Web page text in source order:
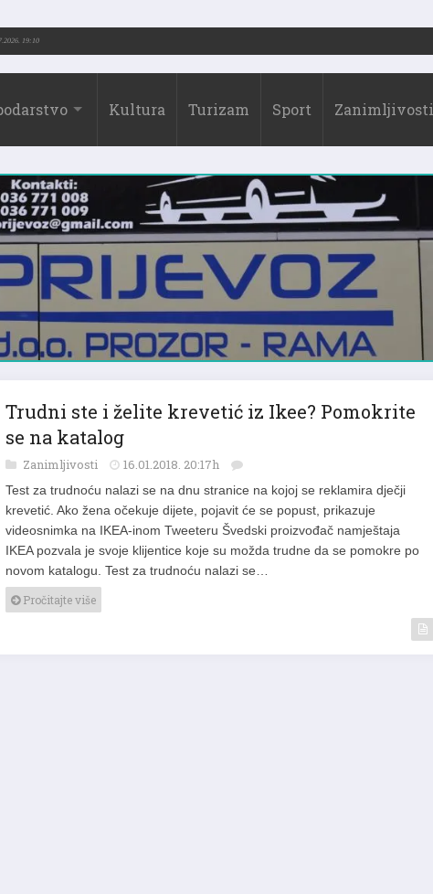
2026.) 31.07.2026. 19:10
Kultura Turizam Sport Zanimljivosti
Trudni ste i želite krevetić iz Ikee? Pomokrite
se na katalog
krevetić. Ako žena očekuje dijete, pojavit će se popust, prikazuje
videosnimka na IKEA-inom Tweeteru Švedski proizvođač namještaja
IKEA pozvala je svoje klijentice koje su možda trudne da se pomokre po
novom katalogu. Test za trudnoću nalazi se…
Pročitajte više